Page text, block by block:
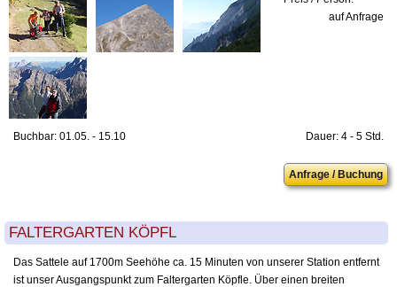
auf Anfrage
Buchbar: 01.05. - 15.10 Dauer: 4 - 5 Std.
Anfrage / Buchung
FALTERGARTEN KÖPFL
Das Sattele auf 1700m Seehöhe ca. 15 Minuten von unserer Station entfernt
ist unser Ausgangspunkt zum Faltergarten Köpfle. Über einen breiten